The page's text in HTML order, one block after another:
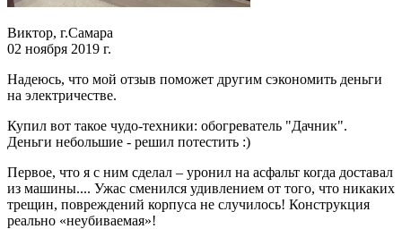
Виктор, г.Самара
02 ноября 2019 г.
Надеюсь, что мой отзыв поможет другим сэкономить деньги
на электричестве.
Купил вот такое чудо-техники: обогреватель "Дачник".
Деньги небольшие - решил потестить :)
Первое, что я с ним сделал – уронил на асфальт когда доставал
из машины.... Ужас сменился удивлением от того, что никаких
трещин, повреждений корпуса не случилось! Конструкция
реально «неубиваемая»!